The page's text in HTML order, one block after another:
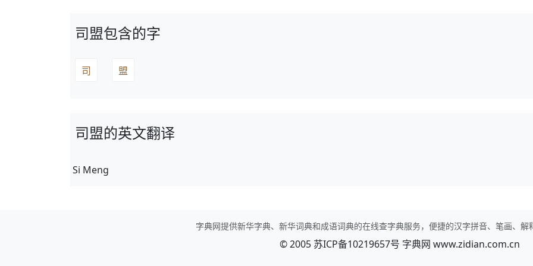
司盟包含的字
司 盟
司盟的英文翻译
Si Meng
字典网提供新华字典、新华词典和成语词典的在线查字典服务，便捷的汉字拼音、笔画、解
© 2005 苏ICP备10219657号 字典网 www.zidian.com.cn